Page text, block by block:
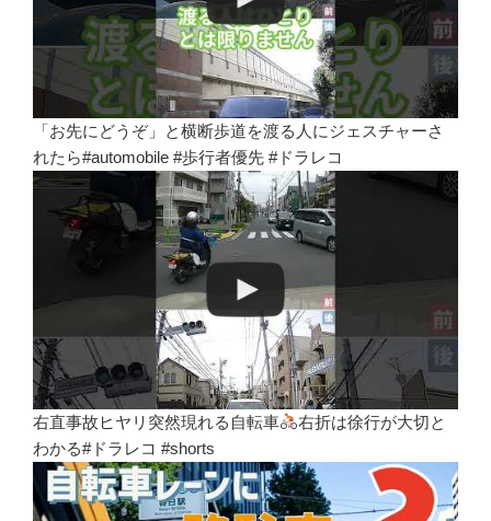
「お先にどうぞ」と横断歩道を渡る人にジェスチャーさ
れたら#automobile #歩行者優先 #ドラレコ
右直事故ヒヤリ突然現れる自転車
右折は徐行が大切と
わかる#ドラレコ #shorts